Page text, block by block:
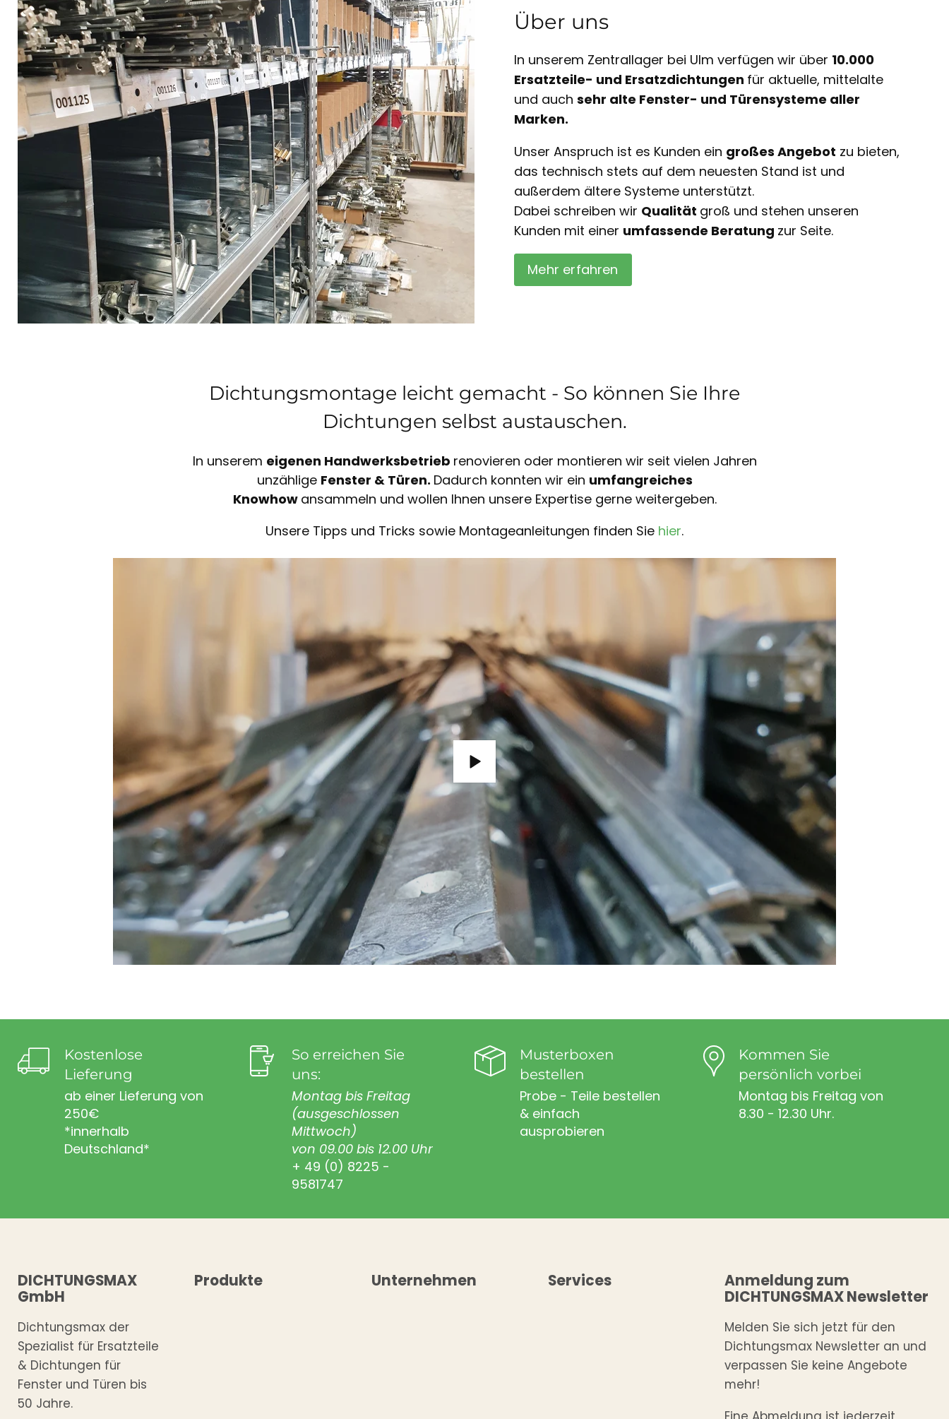
Über uns
In unserem Zentrallager bei Ulm verfügen wir über 10.000
Ersatzteile- und Ersatzdichtungen für aktuelle, mittelalte
und auchsehr alte Fenster- und Türensysteme aller
Marken.
Unser Anspruch ist es Kunden ein großes Angebot zu bieten,
das technisch stets auf dem neuesten Stand ist und
außerdem ältere Systeme unterstützt.
Dabei schreiben wir Qualität groß und stehen unseren
Kunden mit einer umfassende Beratung zur Seite.
Mehr erfahren
Dichtungsmontage leicht gemacht - So können Sie Ihre
Dichtungen selbst austauschen.
In unserem eigenen Handwerksbetrieb renovieren oder montieren wir seit vielen Jahren
unzählige Fenster & Türen. Dadurch konnten wir ein umfangreiches
Knowhow ansammeln und wollen Ihnen unsere Expertise gerne weitergeben.
Unsere Tipps und Tricks sowie Montageanleitungen finden Sie hier.
Kostenlose
Lieferung
ab einer Lieferung von
250€
*innerhalb
Deutschland*
So erreichen Sie
uns:
Montag bis Freitag
(ausgeschlossen
Mittwoch)
von 09.00 bis 12.00 Uhr
+ 49 (0) 8225 -
9581747
Musterboxen
bestellen
Probe - Teile bestellen
& einfach
ausprobieren
Kommen Sie
persönlich vorbei
Montag bis Freitag von
8.30 - 12.30 Uhr.
DICHTUNGSMAX
GmbH
Dichtungsmax der
Spezialist für Ersatzteile
& Dichtungen für
Fenster und Türen bis
50 Jahre.
Produkte Unternehmen Services
Anmeldung zum
DICHTUNGSMAX Newsletter
Melden Sie sich jetzt für den
Dichtungsmax Newsletter an und
verpassen Sie keine Angebote
mehr!